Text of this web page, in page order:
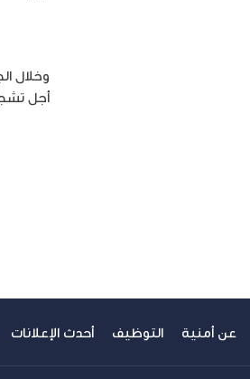
وخلال
أجل
عن أمنية التوظيف أحدث الإعلانات